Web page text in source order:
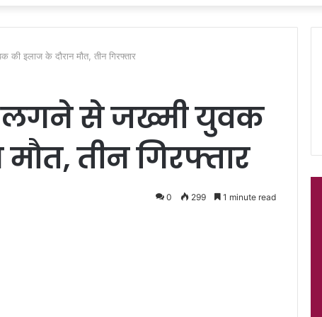
की इलाज के दौरान मौत, तीन गिरफ्तार
लगने से जख्मी युवक
तीन गिरफ्तार
0 299 1 minute read